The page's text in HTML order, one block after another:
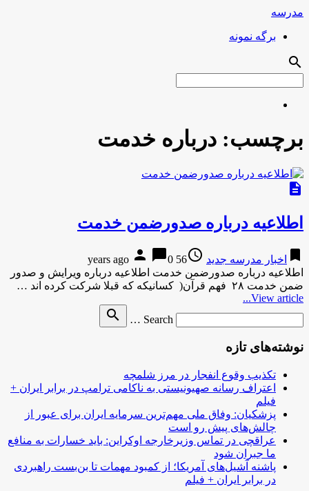
مدرسه
برگه نمونه
search
برچسب: درباره خدمت
description
اطلاعیه درباره صدورضمن خدمت
bookmark اخبار مدرسه جدید access_time
56 years ago
person chat_bubble0
اطلاعیه درباره صدورضمن خدمت اطلاعیه درباره ویرایش و صدور
ضمن خدمت ۲۸ فهم قرآن( کسانیکه که قبلا شرکت کرده اند …
View article...
Search …
search
نوشته‌های تازه
تکذیب وقوع انفجار در مرز شلمچه
اعتراف رسانه صهیونیستی به ناکامی ترامپ در برابر ایران +
فیلم
پزشکیان: وفاق ملی مهم‌ترین سرمایه ایران برای عبور از
چالش‌های پیش رو است
عراقچی در تماس وزیرخارجه اوکراین: باید خسارات به منافع
ما جبران شود
پاشنه آشیل‌های آمریکا؛ از کمبود مهمات تا بن‌بست راهبردی
در برابر ایران + فیلم